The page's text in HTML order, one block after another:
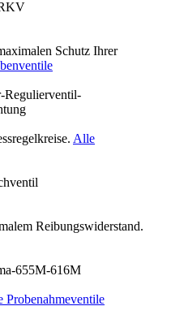
Schutz Ihrer
Alle
Reibungswiderstand.
Probenahmeventile